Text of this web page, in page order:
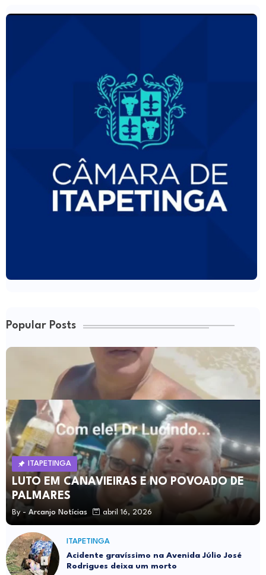
Popular Posts
ITAPETINGA
LUTO EM CANAVIEIRAS E NO POVOADO DE
PALMARES
By - Arcanjo Notícias abril 16, 2026
ITAPETINGA
Acidente gravíssimo na Avenida Júlio José
Rodrigues deixa um morto